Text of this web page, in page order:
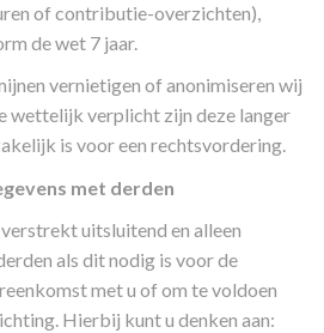
of contributie-overzichten),
de wet 7 jaar.
vernietigen of anonimiseren wij
wettelijk verplicht zijn deze langer
is voor een rechtsvordering.
met derden
uitsluitend en alleen
als dit nodig is voor de
met u of om te voldoen
Hierbij kunt u denken aan: